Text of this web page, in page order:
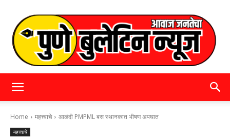
Home महत्त्वाचे आळंदी PMPML बस स्थानकात भीषण अपघात
महत्त्वाचे